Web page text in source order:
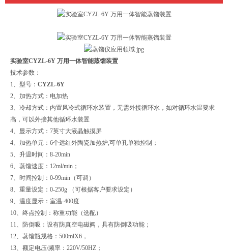
实验室CYZL-6Y 万用一体智能蒸馏装置
技术参数：
1、型号： CYZL-6Y
2、加热方式：电加热
3、冷却方式：内置风冷式循环水装置，无需外接循环水，如对循环水温要求
高，可以外接其他循环水装置
4、显示方式：7英寸大液晶触摸屏
4、加热单元：6个远红外陶瓷加热炉,可单孔单独控制；
5、升温时间：8-20min
6、蒸馏速度：12ml/min；
7、时间控制：0-99min（可调）
8、重量设定：0-250g （可根据客户要求设定）
9、温度显示：室温-400度
10、终点控制：称重功能（选配）
11、防倒吸：设有防真空电磁阀，具有防倒吸功能；
12、蒸馏瓶规格：500mlX6，
13、额定电压/频率：220V/50HZ；